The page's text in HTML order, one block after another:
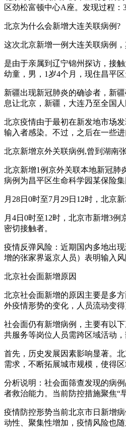
区劲松富顿中心A座。发现过程
北京为什么会新增大连关联病例?
这次北京新增一例大连关联病例
是由于亲属到辽宁锦州探访，接
幼童，男，1岁4个月，现住昌平区
新疆出现新冠肺炎的确诊者，新
息让北京，新疆，大连乃至全国
北京疫情由于最初在新发地市场
输入者感染。不过，之后在一些
北京新增京外关联病例,曾到湖南
北京新增1例京外关联本地新冠肺
病例为昌平区生命科学园某保险
月28日0时至7月29日12时，北京
月4日0时至12时，北京市新增3
密切接触者。
疫情反弹风险：近期国内多地出
增的张家界返京人员）表明输入风
北京社会面新增原因
北京社会面新增的原因主要是多
外疫情形势的变化，人员流动变
社会面仍有新增病例，主要有以
共服务等岗位人员需跨区域活动
首先，历史发展因素影响显著。
需求，不断拓展城市规模，使得区
分析说明：社会面筛查发现的病
者救治能力。当前防控措施聚焦“
疫情防控形势当前北京市日新增
动性、聚集性增加，疫情风险也随